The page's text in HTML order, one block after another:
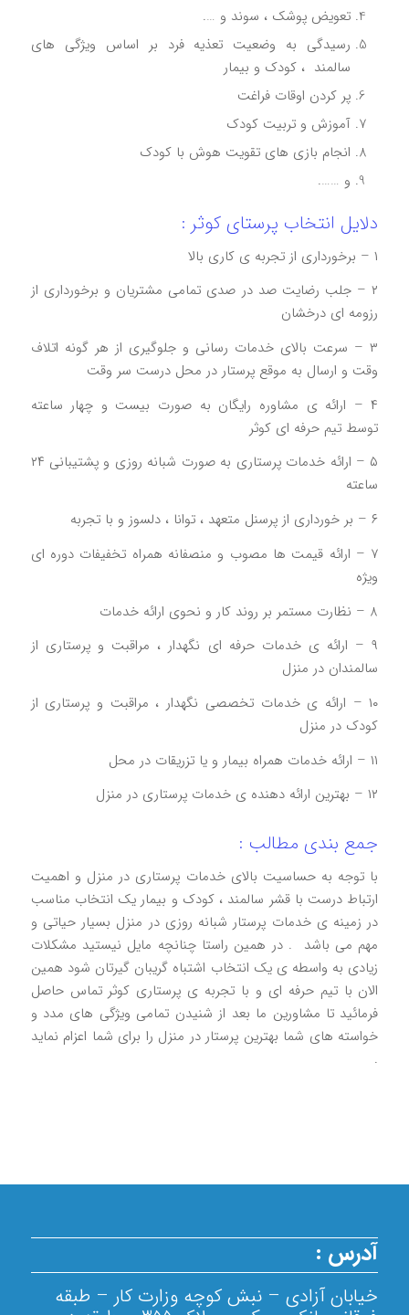
تعویض پوشک ، سوند و ….
رسیدگی به وضعیت تعذیه فرد بر اساس ویژگی های
سالمند ، کودک و بیمار
پر کردن اوقات فراغت
آموزش و تربیت کودک
انجام بازی های تقویت هوش با کودک
و …….
دلایل انتخاب پرستای کوثر :
۱ – برخورداری از تجربه ی کاری بالا
۲ – جلب رضایت صد در صدی تمامی مشتریان و برخورداری از
رزومه ای درخشان
۳ – سرعت بالای خدمات رسانی و جلوگیری از هر گونه اتلاف
وقت و ارسال به موقع پرستار در محل درست سر وقت
۴ – ارائه ی مشاوره رایگان به صورت بیست و چهار ساعته
توسط تیم حرفه ای کوثر
۵ – ارائه خدمات پرستاری به صورت شبانه روزی و پشتیبانی ۲۴
ساعته
۶ – بر خورداری از پرسنل متعهد ، توانا ، دلسوز و با تجربه
۷ – ارائه قیمت ها مصوب و منصفانه همراه تخفیفات دوره ای
ویژه
۸ – نظارت مستمر بر روند کار و نحوی ارائه خدمات
۹ – ارائه ی خدمات حرفه ای نگهدار ، مراقبت و پرستاری از
سالمندان در منزل
۱۰ – ارائه ی خدمات تخصصی نگهدار ، مراقبت و پرستاری از
کودک در منزل
۱۱ – ارائه خدمات همراه بیمار و یا تزریقات در محل
۱۲ – بهترین ارائه دهنده ی خدمات پرستاری در منزل
جمع بندی مطالب :
با توجه به حساسیت بالای خدمات پرستاری در منزل و اهمیت
ارتباط درست با قشر سالمند ، کودک و بیمار یک انتخاب مناسب
در زمينه ی خدمات پرستار شبانه روزی در منزل بسیار حیاتی و
مهم می باشد ‌ . در همین راستا چنانچه مایل نیستید مشکلات
زیادی به واسطه ی یک انتخاب اشتباه گریبان گیرتان شود همین
الان با تیم حرفه ای و با تجربه ی پرستاری کوثر تماس حاصل
فرمائید تا مشاورین ما بعد از شنیدن تمامی ویژگی های مدد و
خواسته های شما بهترین پرستار در منزل را برای شما اعزام نماید
.
آدرس :
خیابان آزادی – نبش کوچه وزارت کار – طبقه